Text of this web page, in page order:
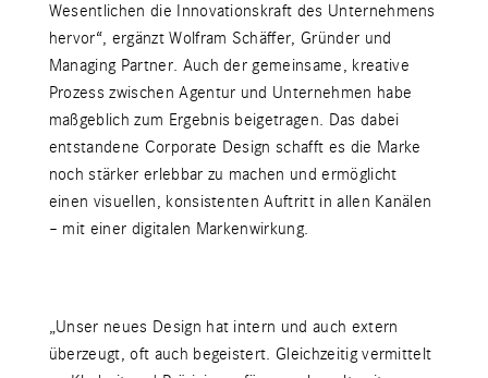
Wesentlichen die Innovationskraft des Unternehmens
hervor“, ergänzt Wolfram Schäffer, Gründer und
Managing Partner. Auch der gemeinsame, kreative
Prozess zwischen Agentur und Unternehmen habe
maßgeblich zum Ergebnis beigetragen. Das dabei
entstandene Corporate Design schafft es die Marke
noch stärker erlebbar zu machen und ermöglicht
einen visuellen, konsistenten Auftritt in allen Kanälen
– mit einer digitalen Markenwirkung.
„Unser neues Design hat intern und auch extern
überzeugt, oft auch begeistert. Gleichzeitig vermittelt